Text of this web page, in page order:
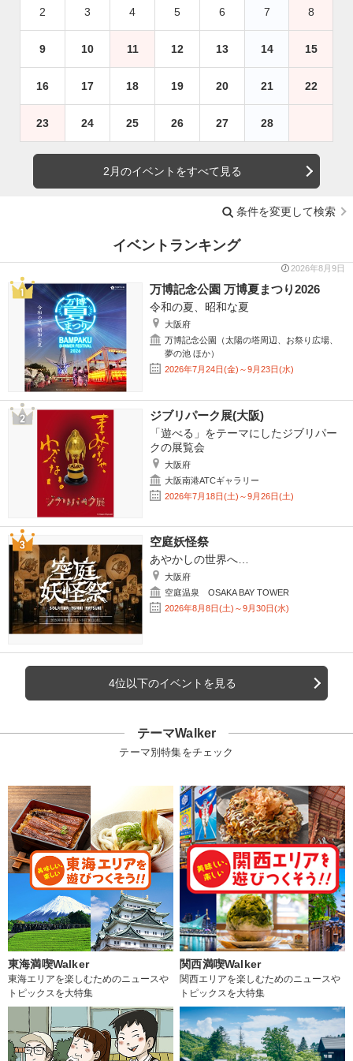
2 3 4 5 6 7 8
9 10 11 12 13 14 15
16 17 18 19 20 21 22
23 24 25 26 27 28
2月のイベントをすべて見る
条件を変更して検索
イベントランキング
2026年8月9日
万博記念公園 万博夏まつり2026
令和の夏、昭和な夏
大阪府
万博記念公園（太陽の塔周辺、お祭り広場、
夢の池 ほか）
2026年7月24日(金)～9月23日(水)
ジブリパーク展(大阪)
「遊べる」をテーマにしたジブリパー
クの展覧会
大阪府
大阪南港ATCギャラリー
2026年7月18日(土)～9月26日(土)
空庭妖怪祭
あやかしの世界へ…
大阪府
空庭温泉 OSAKA BAY TOWER
2026年8月8日(土)～9月30日(水)
4位以下のイベントを見る
テーマWalker
テーマ別特集をチェック
東海満喫Walker
東海エリアを楽しむためのニュースや
トピックスを大特集
関西満喫Walker
関西エリアを楽しむためのニュースや
トピックスを大特集